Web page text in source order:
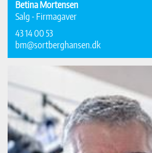
Betina Mortensen
Salg - Firmagaver
43 14 00 53
bm@sortberghansen.dk